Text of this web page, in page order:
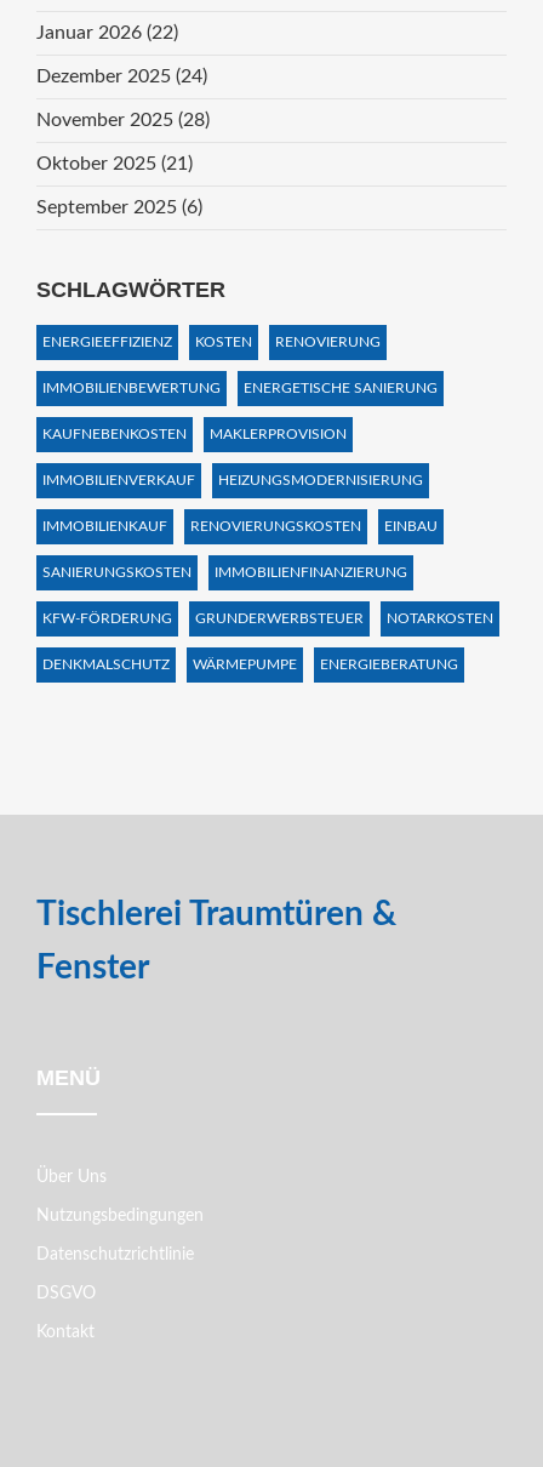
Januar 2026 (22)
Dezember 2025 (24)
November 2025 (28)
Oktober 2025 (21)
September 2025 (6)
SCHLAGWÖRTER
ENERGIEEFFIZIENZ KOSTEN RENOVIERUNG
IMMOBILIENBEWERTUNG ENERGETISCHE SANIERUNG
KAUFNEBENKOSTEN MAKLERPROVISION
IMMOBILIENVERKAUF HEIZUNGSMODERNISIERUNG
IMMOBILIENKAUF RENOVIERUNGSKOSTEN EINBAU
SANIERUNGSKOSTEN IMMOBILIENFINANZIERUNG
KFW-FÖRDERUNG GRUNDERWERBSTEUER NOTARKOSTEN
DENKMALSCHUTZ WÄRMEPUMPE ENERGIEBERATUNG
Tischlerei Traumtüren &
Fenster
MENÜ
Über Uns
Nutzungsbedingungen
Datenschutzrichtlinie
DSGVO
Kontakt